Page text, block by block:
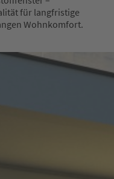
für langfristige
Wohnkomfort.